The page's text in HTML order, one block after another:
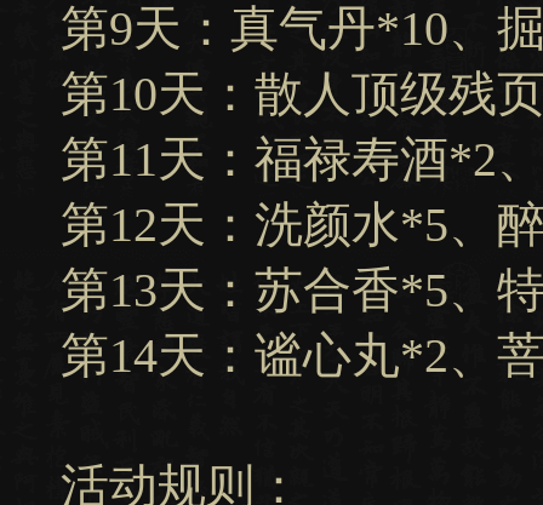
第9天：真气丹*10、
第10天：散人顶级残
第11天：福禄寿酒*2
第12天：洗颜水*5、
第13天：苏合香*5、
第14天：谧心丸*2、
活动规则：